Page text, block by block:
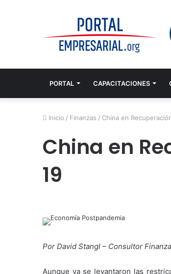
PORTAL CAPACITACIONES
Inicio / Finanzas / China en
China en
19
Por David Stangl – Consultor
Aunque ya se levantaron las